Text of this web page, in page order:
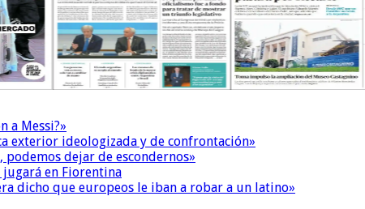
a Messi?»
exterior ideologizada y de confrontación»
dejar de escondernos»
en Fiorentina
dicho que europeos le iban a robar a un latino»